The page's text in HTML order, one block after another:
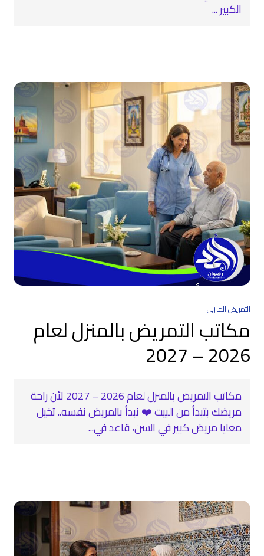
الكبير ...
التمريض المنزلي
مكاتب التمريض بالمنزل لعام
2026 – 2027
مكاتب التمريض بالمنزل لعام 2026 – 2027 لأن راحة
مريضك بتبدأ من البيت ❤️ نبدأ بالمريض نفسه.. تخيل
معايا مريض كبير في السن، قاعد في...